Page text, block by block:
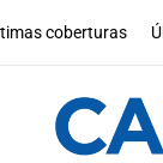
coberturas